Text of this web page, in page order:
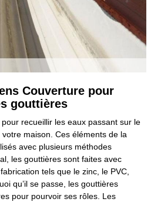
Couverture pour
gouttières
recueillir les eaux passant sur le
maison. Ces éléments de la
avec plusieurs méthodes
les gouttières sont faites avec
tels que le zinc, le PVC,
qu’il se passe, les gouttières
pour pourvoir ses rôles. Les